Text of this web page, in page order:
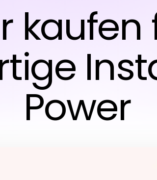
Power